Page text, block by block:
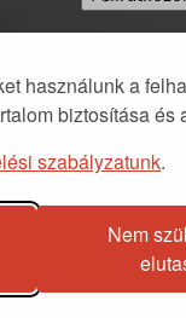
használunk a
biztosítása
szabályzatunk.
Nem